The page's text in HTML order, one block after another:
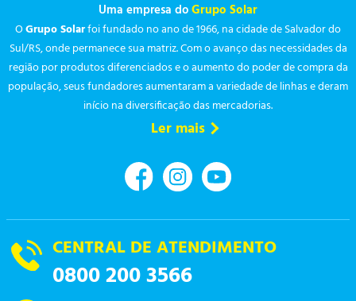
Uma empresa doGrupo Solar
OGrupo Solarfoi fundado no ano de 1966, na cidade de Salvador do
Sul/RS, onde permanece sua matriz. Com o avanço das necessidades da
região por produtos diferenciados e o aumento do poder de compra da
população, seus fundadores aumentaram a variedade de linhas e deram
início na diversificação das mercadorias.
Ler mais
CENTRAL DE ATENDIMENTO
0800 200 3566